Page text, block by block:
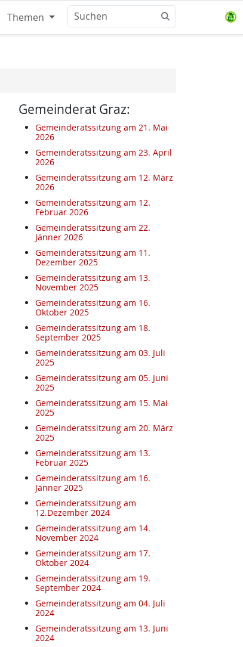
Themen
Gemeinderat Graz:
Gemeinderatssitzung am 21. Mai
2026
Gemeinderatssitzung am 23. April
2026
Gemeinderatssitzung am 12. März
2026
Gemeinderatssitzung am 12.
Februar 2026
Gemeinderatssitzung am 22.
Jänner 2026
Gemeinderatssitzung am 11.
Dezember 2025
Gemeinderatssitzung am 13.
November 2025
Gemeinderatssitzung am 16.
Oktober 2025
Gemeinderatssitzung am 18.
September 2025
Gemeinderatssitzung am 03. Juli
2025
Gemeinderatssitzung am 05. Juni
2025
Gemeinderatssitzung am 15. Mai
2025
Gemeinderatssitzung am 20. März
2025
Gemeinderatssitzung am 13.
Februar 2025
Gemeinderatssitzung am 16.
Jänner 2025
Gemeinderatssitzung am
12.Dezember 2024
Gemeinderatssitzung am 14.
November 2024
Gemeinderatssitzung am 17.
Oktober 2024
Gemeinderatssitzung am 19.
September 2024
Gemeinderatssitzung am 04. Juli
2024
Gemeinderatssitzung am 13. Juni
2024